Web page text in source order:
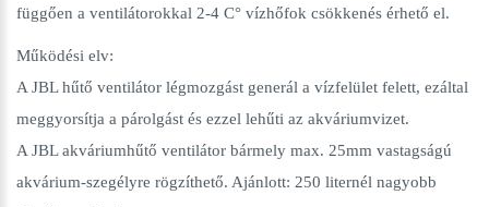
függően a ventilátorokkal 2-4 C° vízhőfok csökkenés érhető el.
Működési elv:
A JBL hűtő ventilátor légmozgást generál a vízfelület felett, ezáltal
meggyorsítja a párolgást és ezzel lehűti az akváriumvizet.
A JBL akváriumhűtő ventilátor bármely max. 25mm vastagságú
akvárium-szegélyre rögzíthető. Ajánlott: 250 liternél nagyobb